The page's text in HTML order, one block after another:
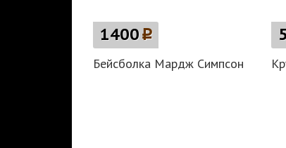
1400p
Бейсболка Мардж Симпсон